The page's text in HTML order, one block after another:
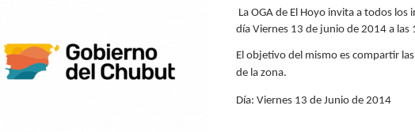
La OGA de El Hoyo invita a todos los
día Viernes 13 de junio de 2014 a
El objetivo del mismo es compartir
de la zona.
Día: Viernes 13 de Junio de 2014